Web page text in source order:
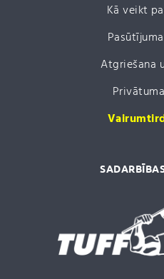
Kā veikt
Atgriešana